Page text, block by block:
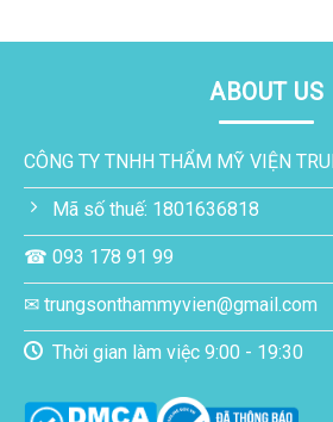
ABOUT US
CÔNG TY TNHH THẨM MỸ VIỆN
Mã số thuế: 1801636818
☎ 093 178 91 99
✉ trungsonthammyvien@gmail.com
Thời gian làm việc 9:00 - 19:30